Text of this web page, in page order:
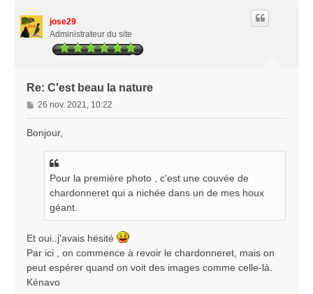
jose29
Administrateur du site
Re: C'est beau la nature
M
e
26 nov. 2021, 10:22
Bonjour,
Pour la première photo , c'est une couvée de
chardonneret qui a nichée dans un de mes houx
géant.
Et oui..j'avais hésité
Par ici , on commence à revoir le chardonneret, mais on
peut espérer quand on voit des images comme celle-là.
Kénavo